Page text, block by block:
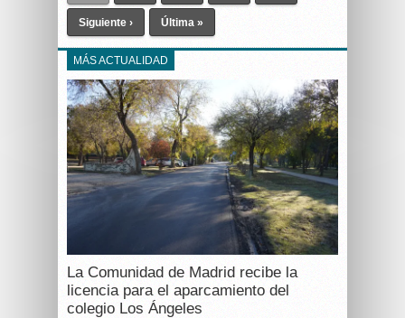
Siguiente › Última »
MÁS ACTUALIDAD
La Comunidad de Madrid recibe la
licencia para el aparcamiento del
colegio Los Ángeles